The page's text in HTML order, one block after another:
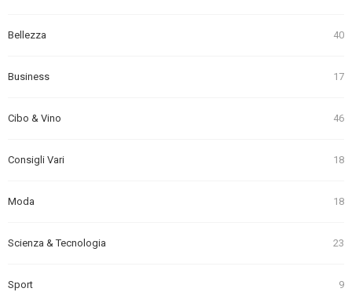
Bellezza 40
Business 17
Cibo & Vino 46
Consigli Vari 18
Moda 18
Scienza & Tecnologia 23
Sport 9